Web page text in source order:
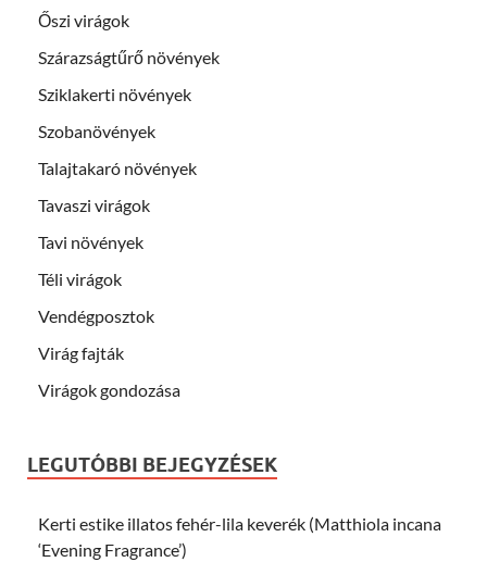
Őszi virágok
Szárazságtűrő növények
Sziklakerti növények
Szobanövények
Talajtakaró növények
Tavaszi virágok
Tavi növények
Téli virágok
Vendégposztok
Virág fajták
Virágok gondozása
LEGUTÓBBI BEJEGYZÉSEK
Kerti estike illatos fehér-lila keverék (Matthiola incana
‘Evening Fragrance’)